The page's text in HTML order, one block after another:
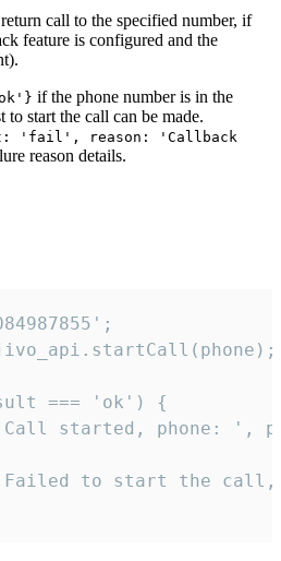
call to the specified number, if
feature is configured and the
if the phone number is in the
to start the call can be made.
'fail', reason: 'Callback
reason details.
=== 'ok') {
started, phone: ',
to start the